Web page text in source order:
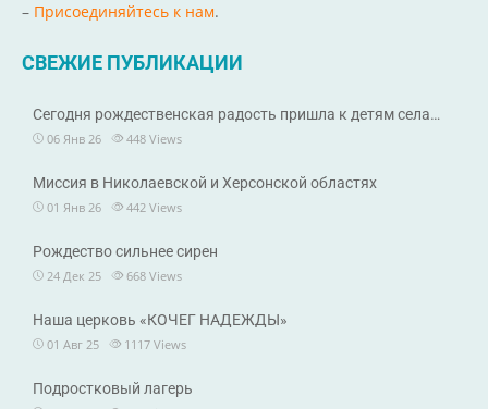
– Присоединяйтесь к нам.
СВЕЖИЕ ПУБЛИКАЦИИ
Сегодня рождественская радость пришла к детям села…
06 Янв 26 448 Views
Миссия в Николаевской и Херсонской областях
01 Янв 26 442 Views
Рождество сильнее сирен
24 Дек 25 668 Views
Наша церковь «КОЧЕГ НАДЕЖДЫ»
01 Авг 25 1117 Views
Подростковый лагерь